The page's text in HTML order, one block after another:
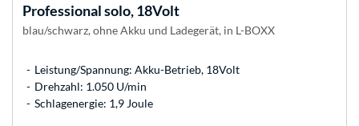
Professional solo, 18Volt
blau/schwarz, ohne Akku und Ladegerät, in L-BOXX
Leistung/Spannung: Akku-Betrieb, 18Volt
Drehzahl: 1.050 U/min
Schlagenergie: 1,9 Joule